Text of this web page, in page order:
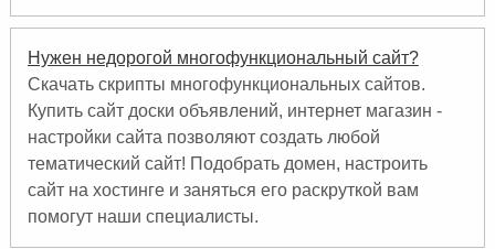
Нужен недорогой многофункциональный сайт?
Скачать скрипты многофункциональных сайтов.
Купить сайт доски объявлений, интернет магазин -
настройки сайта позволяют создать любой
тематический сайт! Подобрать домен, настроить
сайт на хостинге и заняться его раскруткой вам
помогут наши специалисты.